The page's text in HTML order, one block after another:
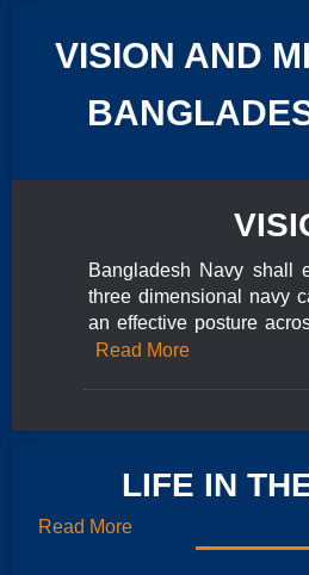
VISION AND
Bangladesh Navy shall
three dimensional navy
an effective posture
any conflict at sea.
out national maritime
Read More
LIFE IN
Read More